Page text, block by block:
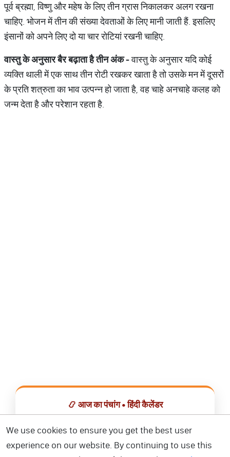
पूर्व ब्रह्मा, विष्णु और महेष के लिए तीन ग्रास निकालकर अलग रखना
चाहिए. भोजन में तीन की संख्या देवताओं के लिए मानी जाती हैं. इसलिए
इंसानों को अपने लिए दो या चार रोटियां रखनी चाहिए.
वास्तुकेअनुसारबैरबढ़ाताहैतीनअंक-वास्तु के अनुसार यदि कोई
व्यक्ति थाली में एक साथ तीन रोटी रखकर खाता है तो उसके मन में दूसरों
के प्रति शत्रुता का भाव उत्पन्न हो जाता है, वह चाहे अनचाहे कलह को
जन्म देता है और परेशान रहता है.
📿 आज का पंचांग • हिंदी कैलेंडर
📅 हिंदी कैलेंडर ऐप डाउनलोड करें
We use cookies to ensure you get the best user
experience on our website. By continuing to use this